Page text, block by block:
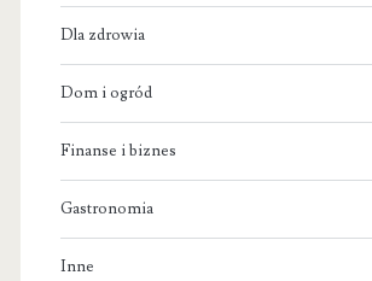
Dla zdrowia
Dom i ogród
Finanse i biznes
Gastronomia
Inne